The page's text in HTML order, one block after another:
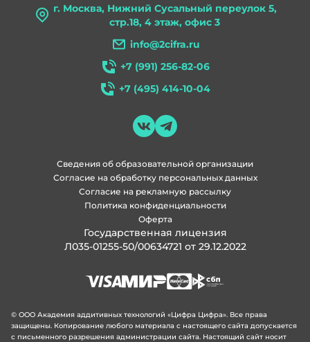
г. Москва, Нижний Сусальный переулок 5,
стр.18, 4 этаж, офис 3
info@2cifra.ru
+7 (991) 256-82-06
+7 (495) 414-10-04
Политика конфиденциальности
Согласие на рекламную рассылку
Согласие на обработку персональных данных
Сведения об образовательной организации
Оферта
Государственная лицензия
Л035-01255-50/00634721 от 29.12.2022
© ООО Академия аддитивных технологий «Цифра Цифра». Все права
защищены. Копирование любого материала с настоящего сайта допускается
с письменного разрешения администрации сайта. Настоящий сайт носит